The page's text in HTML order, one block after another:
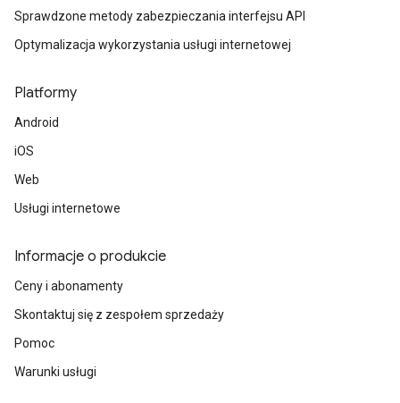
Sprawdzone metody zabezpieczania interfejsu API
Optymalizacja wykorzystania usługi internetowej
Platformy
Android
iOS
Web
Usługi internetowe
Informacje o produkcie
Ceny i abonamenty
Skontaktuj się z zespołem sprzedaży
Pomoc
Warunki usługi